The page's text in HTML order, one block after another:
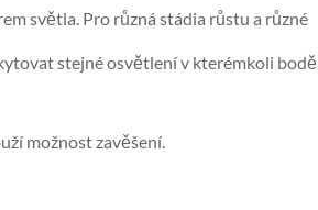
světla. Pro různá stádia růstu a různé
stejné osvětlení v kterémkoli bodě
možnost zavěšení.